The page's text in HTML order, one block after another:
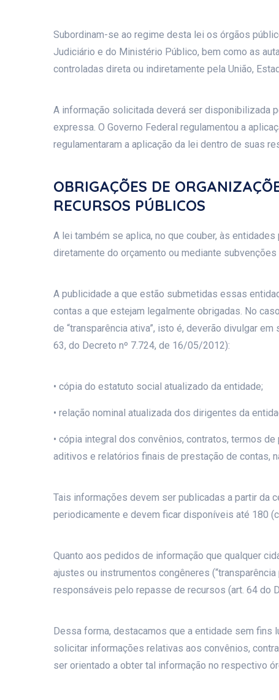
Subordinam-se ao regime desta lei os órgãos
Judiciário e do Ministério Público, bem como as
controladas direta ou indiretamente pela União,
A informação solicitada deverá ser disponibilizada
expressa. O Governo Federal regulamentou a
regulamentaram a aplicação da lei dentro de suas
OBRIGAÇÕES DE
RECURSOS PÚBLICOS
A lei também se aplica, no que couber, às
diretamente do orçamento ou mediante
A publicidade a que estão submetidas essas
contas a que estejam legalmente obrigadas. No
de “transparência ativa”, isto é, deverão divulgar
63, do Decreto nº 7.724, de 16/05/2012):
• cópia do estatuto social atualizado da entidade;
• relação nominal atualizada dos dirigentes da
• cópia integral dos convênios, contratos, termos
aditivos e relatórios finais de prestação de contas,
Tais informações devem ser publicadas a partir da
periodicamente e devem ficar disponíveis até 180
Quanto aos pedidos de informação que qualquer
ajustes ou instrumentos congêneres
responsáveis pelo repasse de recursos (art. 64 do
Dessa forma, destacamos que a entidade sem fins
solicitar informações relativas aos convênios,
ser orientado a obter tal informação no respectivo